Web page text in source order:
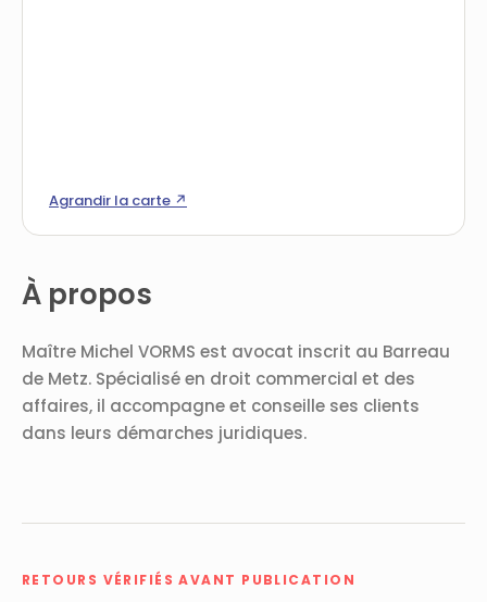
À propos
Maître Michel VORMS est avocat inscrit au Barreau
de Metz. Spécialisé en droit commercial et des
affaires, il accompagne et conseille ses clients
dans leurs démarches juridiques.
RETOURS VÉRIFIÉS AVANT PUBLICATION
Agrandir la carte ↗